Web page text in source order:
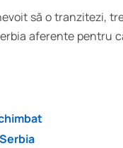
să o tranzitezi,
aferente pentru